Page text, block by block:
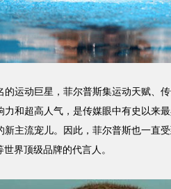
运动巨星，菲尔普斯集运动天赋、传
力和超高人气，是传媒眼中有史以来
新主流宠儿。因此，菲尔普斯也一直
世界顶级品牌的代言人。